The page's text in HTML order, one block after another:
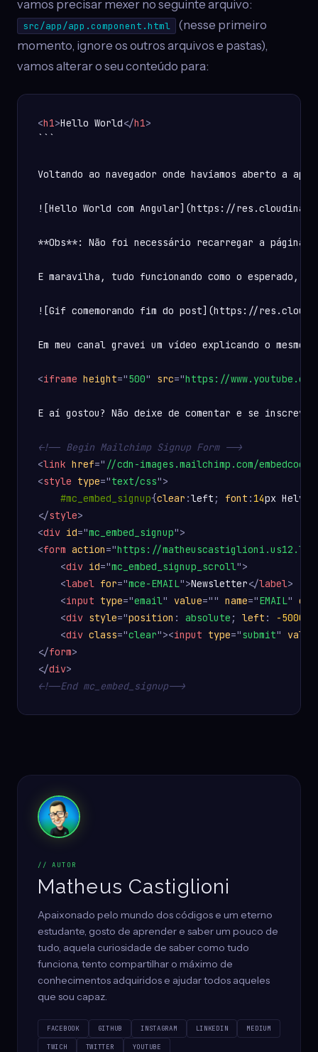
vamos precisar mexer no seguinte arquivo:
src/app/app.component.html
(nesse primeiro
momento, ignore os outros arquivos e pastas),
vamos alterar o seu conteúdo para:
<h1>Hello World</h1>
Voltando ao navegador onde havíamos aberto a
![Hello World com Angular](https://
**Obs**: Não foi necessário recarregar a página,
E maravilha, tudo funcionando como o esperado,
![Gif comemorando fim do post](https://
Em meu canal gravei um vídeo explicando o
<iframe height="500" src="https://
E aí gostou? Não deixe de comentar e se
<!-- Begin Mailchimp Signup Form -->
<link href=" //cdn-images.mailchimp.com/
<style type="text/css">
#mc_embed_signup{clear :left ; font : 14px
</style>
<div id="mc_embed_signup">
<form action="https://matheuscastiglioni.us12.list-
<div id="mc_embed_signup_scroll">
<label for="mce-EMAIL">Newsletter</label>
<input type="email" value="" name="EMAIL"
<div style="position : absolute ; left : -5000
<div class="clear"><input type="submit" value
</form>
</div>
<!--End mc_embed_signup-->
// AUTOR
Matheus Castiglioni
Apaixonado pelo mundo dos códigos e um eterno
estudante, gosto de aprender e saber um pouco de
tudo, aquela curiosidade de saber como tudo
funciona, tento compartilhar o máximo de
conhecimentos adquiridos e ajudar todos aqueles
que sou capaz.
FACEBOOK GITHUB INSTAGRAM LINKEDIN MEDIUM
TWICH TWITTER YOUTUBE